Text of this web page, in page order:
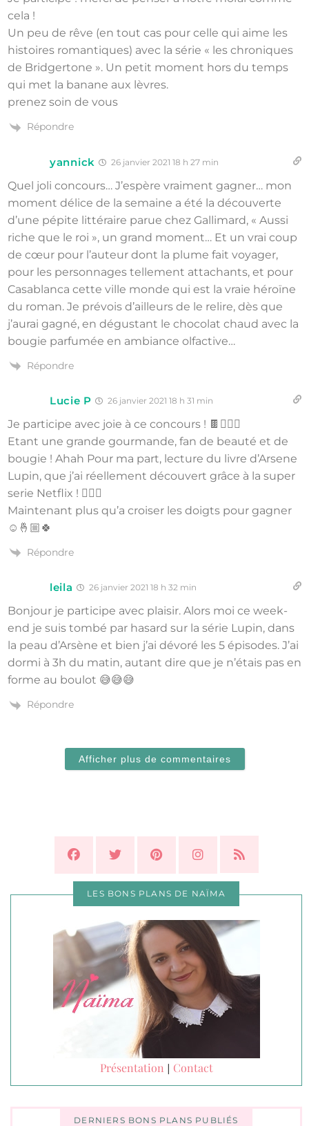
cela !
Un peu de rêve (en tout cas pour celle qui aime les
histoires romantiques) avec la série « les chroniques
de Bridgertone ». Un petit moment hors du temps
qui met la banane aux lèvres.
prenez soin de vous
Répondre
yannick 26 janvier 2021 18 h 27 min
Quel joli concours… J’espère vraiment gagner… mon
moment délice de la semaine a été la découverte
d’une pépite littéraire parue chez Gallimard, « Aussi
riche que le roi », un grand moment… Et un vrai coup
de cœur pour l’auteur dont la plume fait voyager,
pour les personnages tellement attachants, et pour
Casablanca cette ville monde qui est la vraie héroïne
du roman. Je prévois d’ailleurs de le relire, dès que
j’aurai gagné, en dégustant le chocolat chaud avec la
bougie parfumée en ambiance olfactive…
Répondre
Lucie P 26 janvier 2021 18 h 31 min
Je participe avec joie à ce concours ! 🍫💁🏻‍♀️
Etant une grande gourmande, fan de beauté et de
bougie ! Ahah Pour ma part, lecture du livre d’Arsene
Lupin, que j’ai réellement découvert grâce à la super
serie Netflix ! 🦸🏻‍♂️
Maintenant plus qu’a croiser les doigts pour gagner
☺️🤞🏼🍀
Répondre
leila 26 janvier 2021 18 h 32 min
Bonjour je participe avec plaisir. Alors moi ce week-
end je suis tombé par hasard sur la série Lupin, dans
la peau d’Arsène et bien j’ai dévoré les 5 épisodes. J’ai
dormi à 3h du matin, autant dire que je n’étais pas en
forme au boulot 😅😅😅
Répondre
Afficher plus de commentaires
LES BONS PLANS DE NAÏMA
Présentation | Contact
DERNIERS BONS PLANS PUBLIÉS